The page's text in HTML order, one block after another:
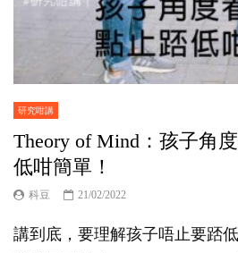
研究咁講
Theory of Mind：孩子角
低咁簡單！
科豆 21/02/2022
講到底，要理解孩子唔止要踎